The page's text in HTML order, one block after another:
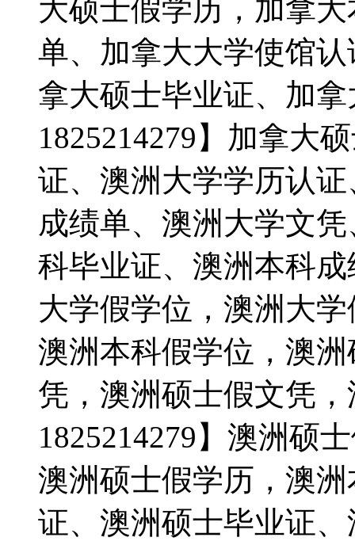
大硕士假学历，加拿
单、加拿大大学使馆
拿大硕士毕业证、加
1825214279】加拿大
证、澳洲大学学历认
成绩单、澳洲大学文
科毕业证、澳洲本科
大学假学位，澳洲大
澳洲本科假学位，澳
凭，澳洲硕士假文凭
1825214279】澳洲硕
澳洲硕士假学历，澳
证、澳洲硕士毕业证